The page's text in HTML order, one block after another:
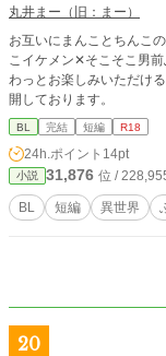
丸井まー（旧：まー）
お互いにまんことちんこの
こイケメン✕そこそこ男前ふたなり。 ※ふたなり受けで
わっとお楽しみいただけ
開しております。
BL 完結 短編 R18
24h.ポイント 14pt
小説 31,876 位 /
BL 短編 異世界
20